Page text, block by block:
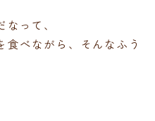
って、
べながら、そんなふう